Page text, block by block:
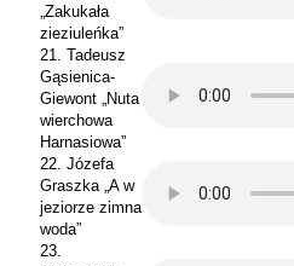
„Zakukała
zieziuleńka”
21. Tadeusz
Gąsienica-
Giewont „Nuta
wierchowa
Harnasiowa”
22. Józefa
Graszka „A w
jeziorze zimna
woda”
23.